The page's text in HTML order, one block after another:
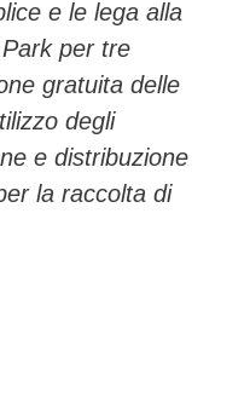
e le lega alla
per tre
gratuita delle
degli
e distribuzione
la raccolta di